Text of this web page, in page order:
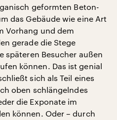
geformten Beton-
das Gebäude wie eine Art
Vorhang und dem
gerade die Stege
späteren Besucher außen
können. Das ist genial
sich als Teil eines
oben schlängelndes
die Exponate im
können. Oder – durch